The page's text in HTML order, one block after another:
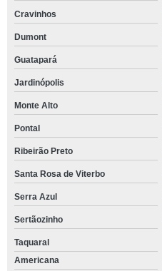
Cravinhos
Dumont
Guatapará
Jardinópolis
Monte Alto
Pontal
Ribeirão Preto
Santa Rosa de Viterbo
Serra Azul
Sertãozinho
Taquaral
Americana